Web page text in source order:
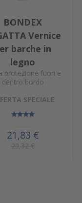
BONDEX
Vernice
barche in
legno
protezione fuori e
dentro bordo
SPECIALE
21,83 €
29,32 €